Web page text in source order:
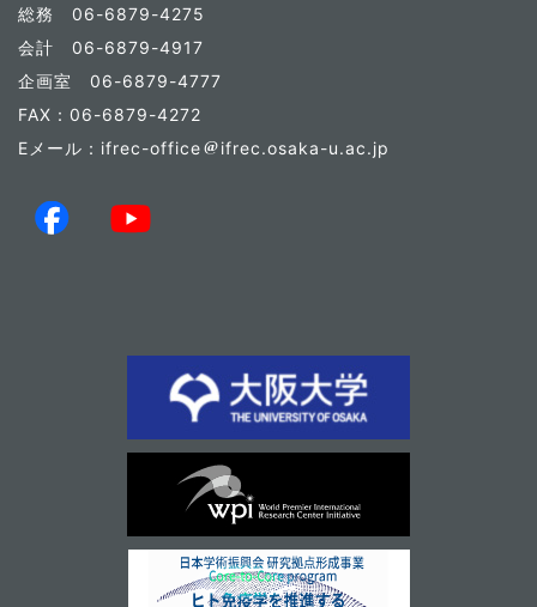
総務 06-6879-4275
会計 06-6879-4917
企画室 06-6879-4777
FAX：06-6879-4272
Eメール：ifrec-office
ifrec.osaka-u.ac.jp